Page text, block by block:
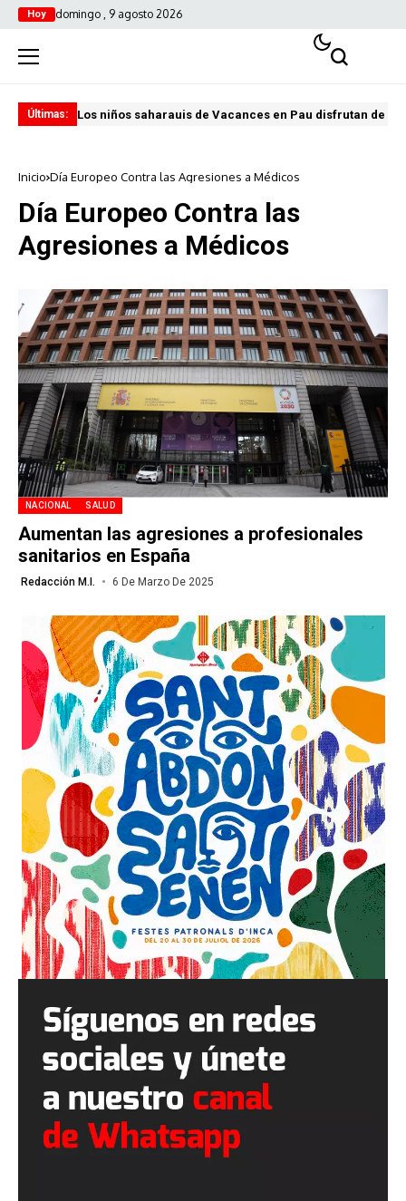
Hoy domingo , 9 agosto 2026
Últimas: Los niños saharauis de Vacances en Pau disfrutan de
Inicio Día Europeo Contra las Agresiones a Médicos
Día Europeo Contra las
Agresiones a Médicos
NACIONAL SALUD
Aumentan las agresiones a profesionales
sanitarios en España
Redacción M.I. 6 De Marzo De 2025